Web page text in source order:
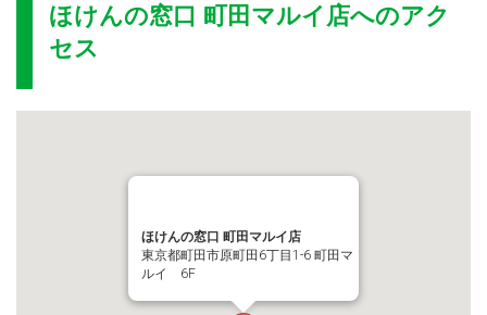
ほけんの窓口 町田マルイ店へのアク
セス
ほけんの窓口 町田マルイ店
東京都町田市原町田6丁目1-6 町田マ
ルイ 6F